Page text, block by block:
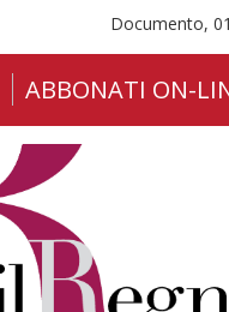
Documento,
ABBONATI ON-